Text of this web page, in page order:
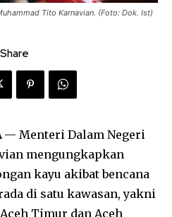
Tito Karnavian. (Foto: Dok. Ist)
Share
— Menteri Dalam Negeri
mengungkapkan
kayu akibat bencana
di satu kawasan, yakni
Timur dan Aceh